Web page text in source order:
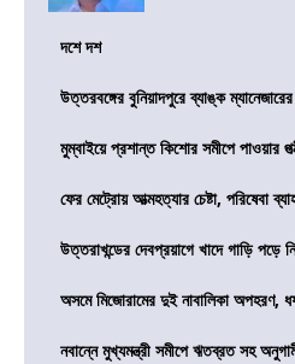
দশে দশ
উত্তরবঙ্গের বুনিয়াদপুরে ব্যাঙ্ক
মুম্বাইয়ে প্রশান্ত কিশোর সমীপে পাওয়ার
ফের মেট্রোয় আত্মহত্যার চেষ্টা, পরিষেবা
উত্তরাখন্ডের দেবপ্রয়াগে খাদে গাড়ি
অসমে মিজোরামের দুই নাবালিকা অপহরণ,
নবান্নে মুখ্যমন্ত্রী সমীপে ঋতব্রত সহ